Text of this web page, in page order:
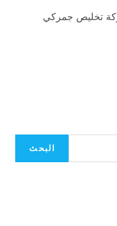
تخليص جمركي
البحث